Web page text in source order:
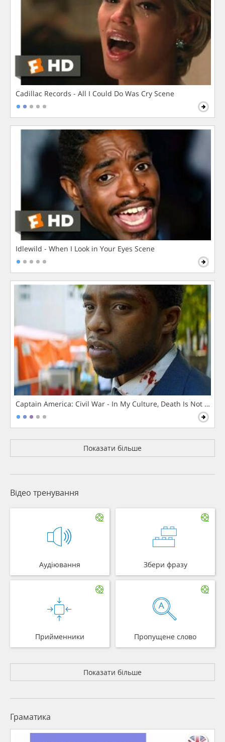
Cadillac Records - All I Could Do Was Cry Scene
Idlewild - When I Look in Your Eyes Scene
Captain America: Civil War - In My Culture, Death Is Not The
Показати більше
Відео тренування
Аудіювання Збери фразу
Прийменники Пропущене слово
Показати більше
Граматика